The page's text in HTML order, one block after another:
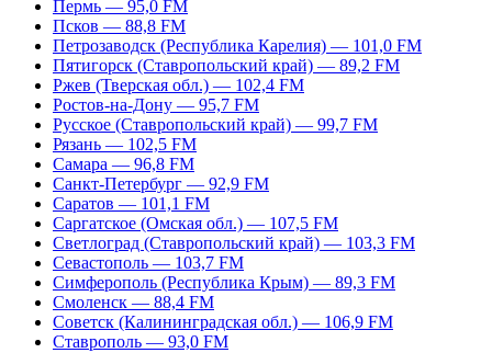
Пермь — 95,0 FM
Псков — 88,8 FM
Петрозаводск (Республика Карелия) — 101,0 FM
Пятигорск (Ставропольский край) — 89,2 FM
Ржев (Тверская обл.) — 102,4 FM
Ростов-на-Дону — 95,7 FM
Русское (Ставропольский край) — 99,7 FM
Рязань — 102,5 FM
Самара — 96,8 FM
Санкт-Петербург — 92,9 FM
Саратов — 101,1 FM
Саргатское (Омская обл.) — 107,5 FM
Светлоград (Ставропольский край) — 103,3 FM
Севастополь — 103,7 FM
Симферополь (Республика Крым) — 89,3 FM
Смоленск — 88,4 FM
Советск (Калининградская обл.) — 106,9 FM
Ставрополь — 93,0 FM